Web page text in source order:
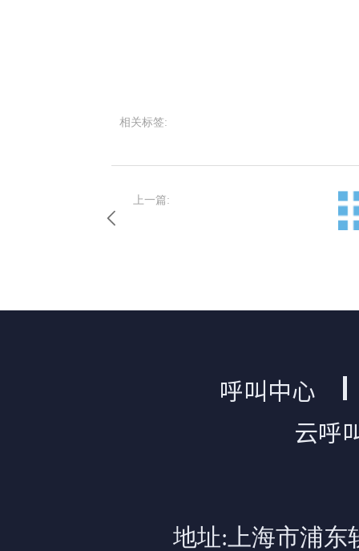
相关标签:
上一篇:
呼叫中心
云呼
地址:上海市浦东